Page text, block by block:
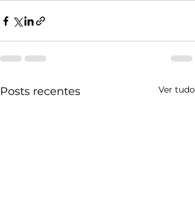
Posts recentes Ver tudo